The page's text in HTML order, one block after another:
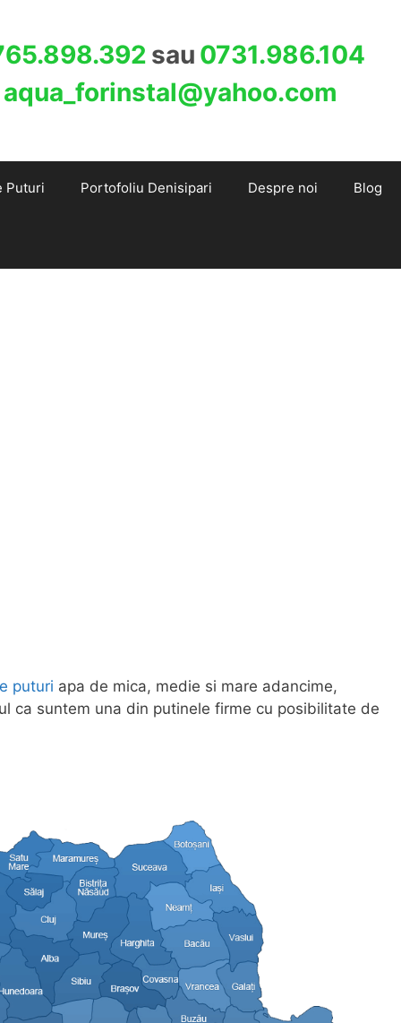
sau 0731.986.104
aqua_forinstal@yahoo.com
Puturi Portofoliu Denisipari Despre noi Blog
puturi apa de mica, medie si mare adancime,
ca suntem una din putinele firme cu posibilitate de